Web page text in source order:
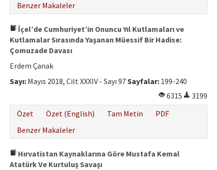
Benzer Makaleler
İçel’de Cumhuriyet’in Onuncu Yıl Kutlamaları ve
Kutlamalar Sırasında Yaşanan Müessif Bir Hadise:
Çomuzade Davası
Erdem Çanak
Sayı: Mayıs 2018, Cilt XXXIV - Sayı 97Sayfalar: 199-240
6315
3199
Özet
Özet (English) Tam Metin
PDF
Benzer Makaleler
Hırvatistan Kaynaklarına Göre Mustafa Kemal
Atatürk Ve Kurtuluş Savaşı